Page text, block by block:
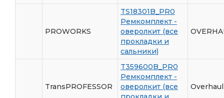
PROWORKS
TS18301B_PR0
Ремкомплект -
оверолкит (все
прокладки и
сальники)
TransPROFESSOR
T359600B_PR0
Ремкомплект -
оверолкит (все